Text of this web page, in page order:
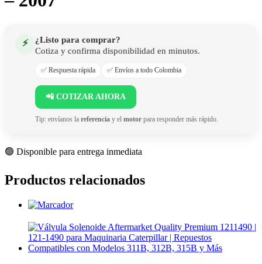
⚡
¿Listo para comprar?
Cotiza y confirma disponibilidad en minutos.
✅ Respuesta rápida ✅ Envíos a todo Colombia
📲 COTIZAR AHORA
Tip: envíanos la referencia y el motor para responder más rápido.
🟢 Disponible para entrega inmediata
Productos relacionados